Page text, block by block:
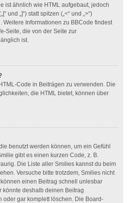
ist ähnlich wie HTML aufgebaut, jedoch
und „]“) statt spitzen („<“ und „>“)
Weitere Informationen zu BBCode findest
Seite, die von der Seite zur
ist.
Code in Beiträgen zu verwenden. Die
die HTML bietet, können über
benutzt werden können, um ein Gefühl
gibt es einen kurzen Code, z. B.
Die Liste aller Smilies kannst du beim
Versuche bitte trotzdem, Smilies nicht
einen Beitrag schnell unlesbar
könnte deshalb deinen Beitrag
oder gar komplett löschen. Die Board-